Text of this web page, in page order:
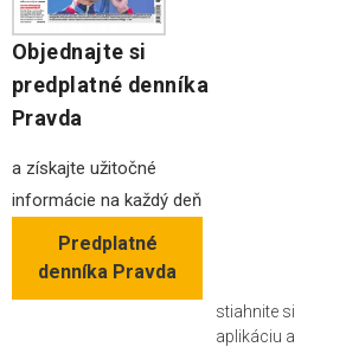
Objednajte si
predplatné denníka
Pravda
a získajte užitočné
informácie na každý deň
Predplatné
denníka Pravda
stiahnite si
aplikáciu a